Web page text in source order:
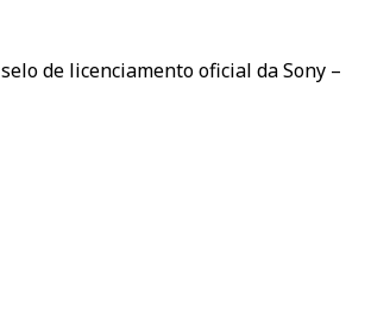
de licenciamento oficial da Sony –